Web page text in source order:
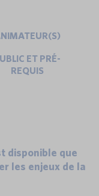
ET PRÉ-
REQUIS
disponible que
les enjeux de la